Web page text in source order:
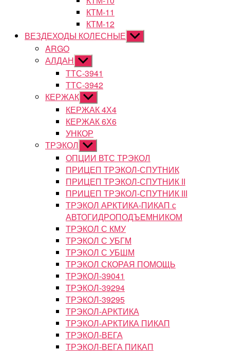
КТМ-11
КТМ-12
ВЕЗДЕХОДЫ КОЛЕСНЫЕ Показывать
подменю
ARGO
АЛДАН Показывать
подменю
ТТС-3941
ТТС-3942
КЕРЖАК Показывать
подменю
КЕРЖАК 4Х4
КЕРЖАК 6Х6
УНКОР
ТРЭКОЛ Показывать
подменю
ОПЦИИ ВТС ТРЭКОЛ
ПРИЦЕП ТРЭКОЛ-СПУТНИК
ПРИЦЕП ТРЭКОЛ-СПУТНИК II
ПРИЦЕП ТРЭКОЛ-СПУТНИК III
ТРЭКОЛ АРКТИКА-ПИКАП с
АВТОГИДРОПОДЪЕМНИКОМ
ТРЭКОЛ С КМУ
ТРЭКОЛ С УБГМ
ТРЭКОЛ С УБШМ
ТРЭКОЛ СКОРАЯ ПОМОЩЬ
ТРЭКОЛ-39041
ТРЭКОЛ-39294
ТРЭКОЛ-39295
ТРЭКОЛ-АРКТИКА
ТРЭКОЛ-АРКТИКА ПИКАП
ТРЭКОЛ-ВЕГА
ТРЭКОЛ-ВЕГА ПИКАП